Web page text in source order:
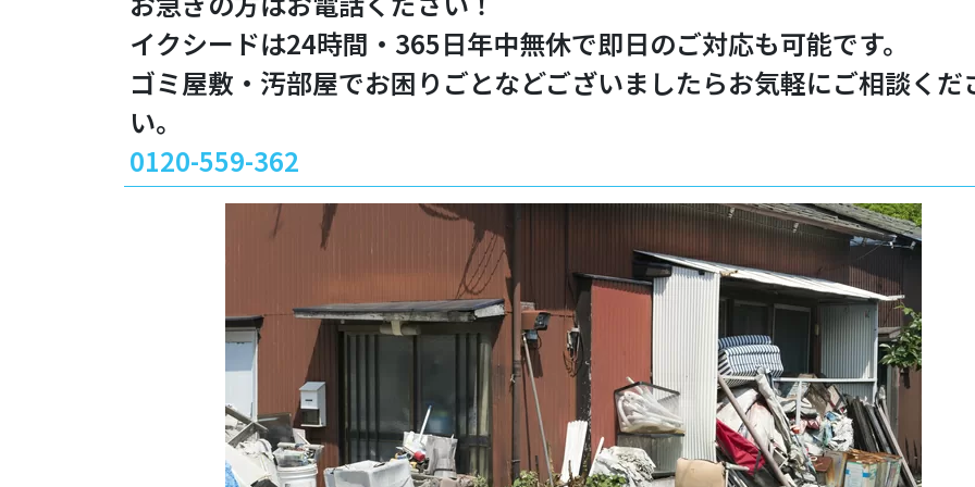
イクシードは24時間・365日年中無休で即日のご対応も可能です。
ゴミ屋敷・汚部屋でお困りごとなどございましたらお気軽にご相談くだ
い。
0120-559-362